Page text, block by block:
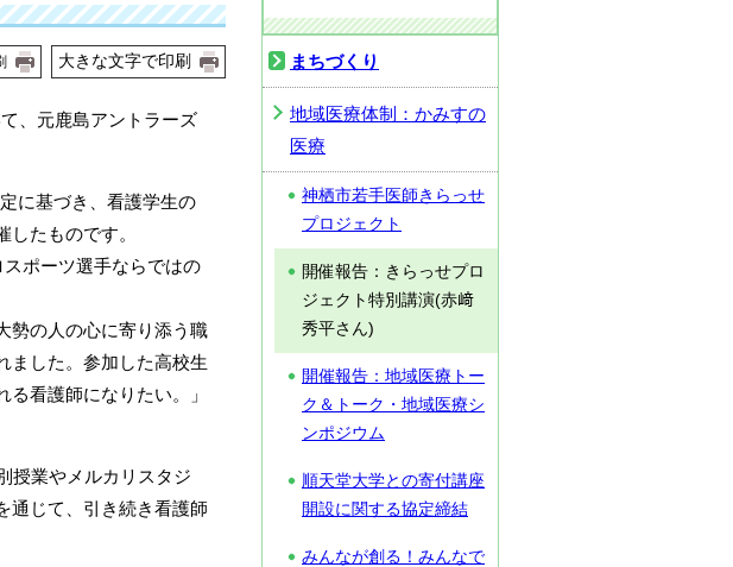
大きな文字で印刷
、元鹿島アントラーズ
に基づき、看護学生の
たものです。
ポーツ選手ならではの
勢の人の心に寄り添う職
ました。参加した高校生
看護師になりたい。」
授業やメルカリスタジ
通じて、引き続き看護師
まちづくり
地域医療体制：かみすの
医療
神栖市若手医師きらっせ
プロジェクト
開催報告：きらっせプロ
ジェクト特別講演(赤﨑
秀平さん)
開催報告：地域医療トー
ク＆トーク・地域医療シ
ンポジウム
順天堂大学との寄付講座
開設に関する協定締結
みんなが創る！みんなで